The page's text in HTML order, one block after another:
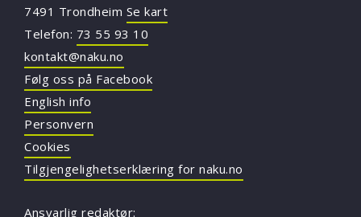
7491 Trondheim Se kart
Telefon: 73 55 93 10
kontakt@naku.no
Følg oss på Facebook
English info
Personvern
Cookies
Tilgjengelighetserklæring for naku.no
Ansvarlig redaktør: